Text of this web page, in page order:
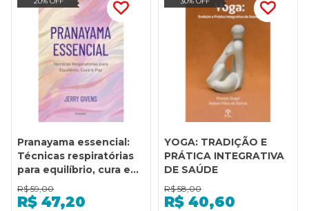
Pranayama essencial:
Técnicas respiratórias
para equilíbrio, cura e
paz
R$ 59,00
R$ 47,20
YOGA: TRADIÇÃO E
PRÁTICA INTEGRATIVA
DE SAÚDE
R$ 58,00
R$ 40,60